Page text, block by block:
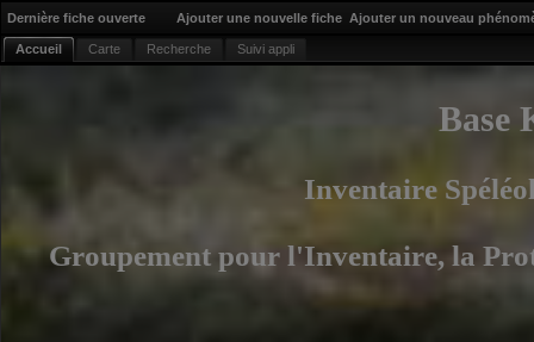
Accueil Carte Recherche Suivi appli
Base
Inventaire
Groupement pour l'Inventaire, la
Dernière fiche ouverte Ajouter une nouvelle fiche Ajouter un nouveau